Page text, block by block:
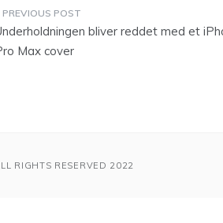
bliver reddet med et
Max cover
RIGHTS RESERVED 2022